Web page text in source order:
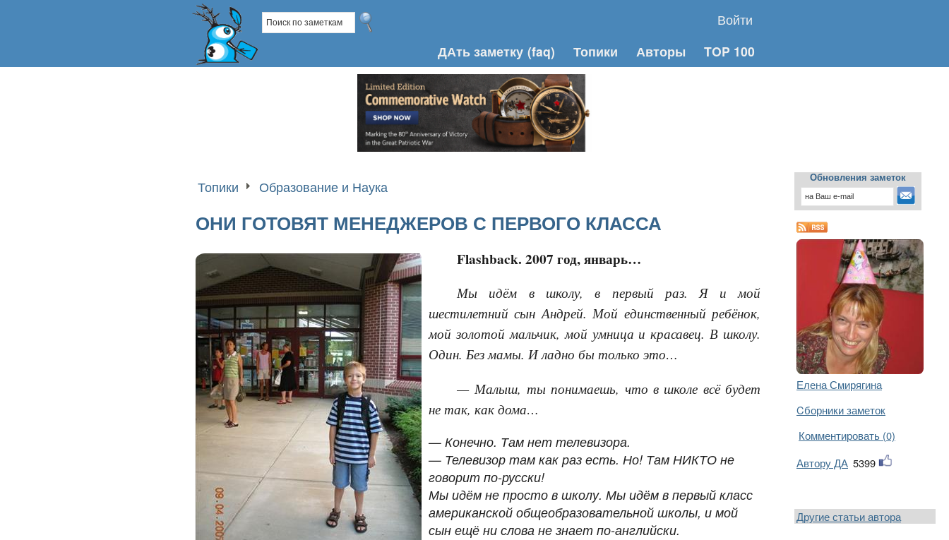
Войти
ДАть заметку (faq) Топики Авторы TOP 100
Топики Образование и Наука
ОНИ ГОТОВЯТ МЕНЕДЖЕРОВ С ПЕРВОГО КЛАССА
Flashback. 2007 год, январь…
Мы идём в школу, в первый раз. Я и мой
шестилетний сын Андрей. Мой единственный ребёнок,
мой золотой мальчик, мой умница и красавец. В школу.
Один. Без мамы. И ладно бы только это…
— Малыш, ты понимаешь, что в школе всё будет
не так, как дома…
— Конечно. Там нет телевизора.
— Телевизор там как раз есть. Но! Там НИКТО не
говорит по-русски!
Мы идём не просто в школу. Мы идём в первый класс
американской общеобразовательной школы, и мой
сын ещё ни слова не знает по-английски.
Обновления заметок
Елена Смирягина
Cборники заметок
Комментировать (0)
Автору ДА 5399
Другие статьи автора